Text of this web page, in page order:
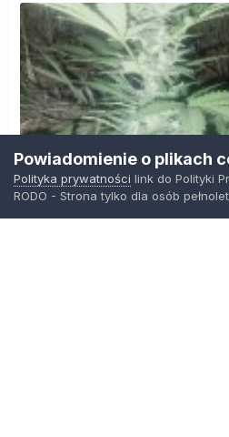
Powiadomienie o plikach
Polityka prywatności link do Polityki
RODO - Strona tylko dla osób